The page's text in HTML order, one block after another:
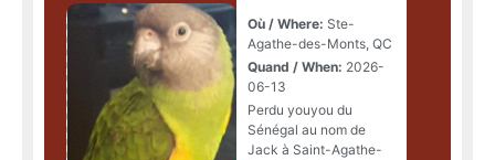
Où / Where: Ste-
Agathe-des-Monts, QC
Quand / When: 2026-
06-13
Perdu youyou du
Sénégal au nom de
Jack à Saint-Agathe-